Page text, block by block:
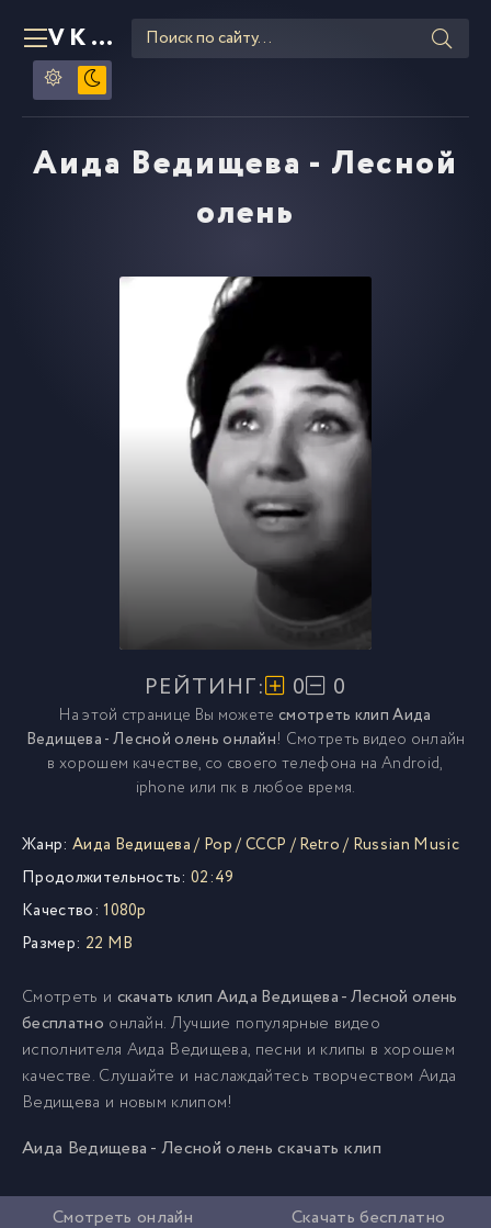
VKLIPE RU
Аида Ведищева - Лесной
олень
РЕЙТИНГ: 0 0
На этой странице Вы можете смотреть клип Аида
Ведищева - Лесной олень онлайн! Смотреть видео онлайн
в хорошем качестве, со своего телефона на Android,
iphone или пк в любое время.
Жанр: Аида Ведищева/ Pop/СССР /Retro/ Russian Music
Продолжительность: 02:49
Качество: 1080p
Размер: 22 MB
Смотреть и скачать клип Аида Ведищева - Лесной олень
бесплатно онлайн. Лучшие популярные видео
исполнителя Аида Ведищева, песни и клипы в хорошем
качестве. Слушайте и наслаждайтесь творчеством Аида
Ведищева и новым клипом!
Аида Ведищева - Лесной олень скачать клип
Смотреть онлайн Скачать бесплатно